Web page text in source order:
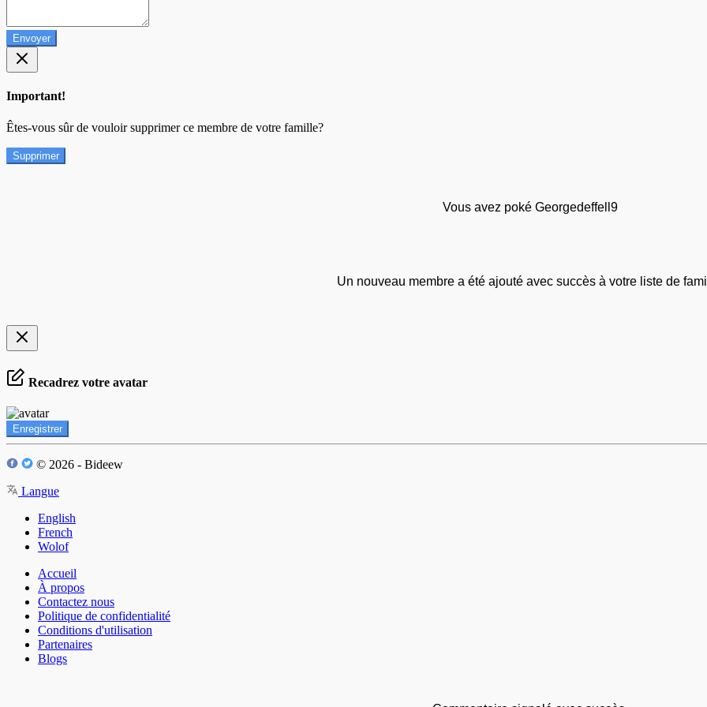
Envoyer
Important!
Êtes-vous sûr de vouloir supprimer ce membre de votre famille?
Supprimer
Vous avez poké Georgedeffell9
Un nouveau membre a été ajouté avec succès à votre liste de
Recadrez votre avatar
Enregistrer
© 2026 - Bideew
Langue
English
French
Wolof
Accueil
À propos
Contactez nous
Politique de confidentialité
Conditions d'utilisation
Partenaires
Blogs